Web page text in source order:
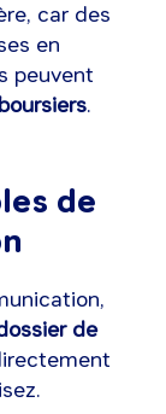
car des
en
peuvent
.
de
de